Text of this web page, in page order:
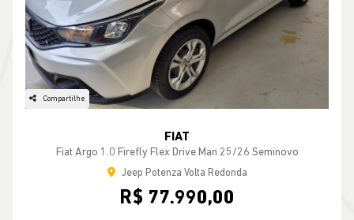
Compartilhe
FIAT
Fiat Argo 1.0 Firefly Flex Drive Man 25/26 Seminovo
Jeep Potenza Volta Redonda
R$ 77.990,00